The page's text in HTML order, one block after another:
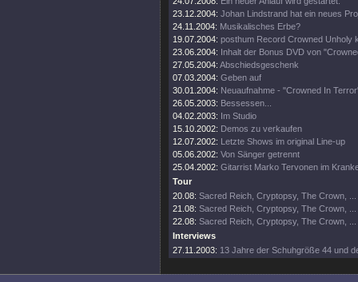
23.12.2004: Johan Lindstrand hat ein neues
24.11.2004: Musikalisches Erbe?
19.07.2004: posthum Record Crowned Unholy
23.06.2004: Inhalt der Bonus DVD von
27.05.2004: Abschiedsgeschenk
07.03.2004: Geben auf
30.01.2004: Neuaufnahme - "Crowned In
26.05.2003: Bessessen...
04.02.2003: Im Studio
15.10.2002: Demos zu verkaufen
12.07.2002: Letzte Shows im original Line-up
05.06.2002: Von Sänger getrennt
25.04.2002: Gitarrist Marko Tervonen im
Tour
20.08: Sacred Reich, Cryptopsy, The Crown, ...
21.08: Sacred Reich, Cryptopsy, The Crown, ...
22.08: Sacred Reich, Cryptopsy, The Crown, ...
Interviews
27.11.2003: 13 Jahre der Schuhgröße 44 und